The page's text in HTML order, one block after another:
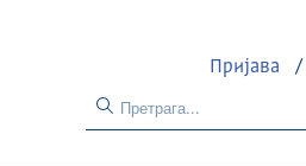
Пријава /